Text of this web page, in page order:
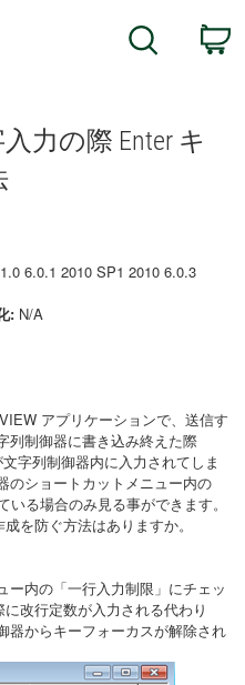
Search
力の際 Enter キ
6.0.1 2010 SP1 2010 6.0.3
: N/A
アプリケーションで、送信す
列制御器に書き込み終えた際
字列制御器内に入力されてしま
のショートカットメニュー内の
いる場合のみ見る事ができます。
を防ぐ方法はありますか。
ー内の「一行入力制限」にチェッ
改行定数が入力される代わり
器からキーフォーカスが解除され